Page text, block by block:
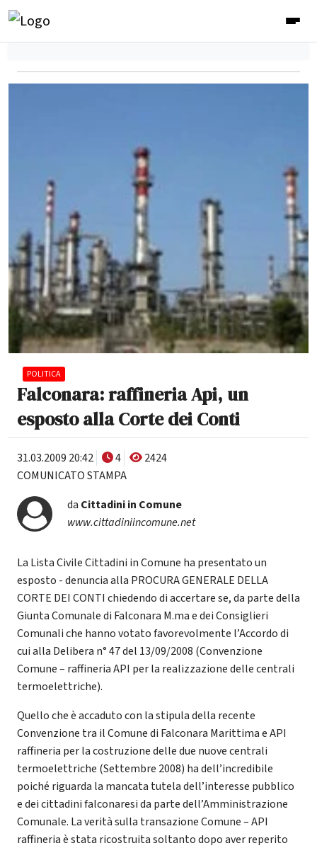
POLITICA
Falconara: raffineria Api, un
esposto alla Corte dei Conti
31.03.2009 20:42 4
2424
COMUNICATO STAMPA
da Cittadini in Comune
www.cittadiniincomune.net
La Lista Civile Cittadini in Comune ha presentato un
esposto - denuncia alla PROCURA GENERALE DELLA
CORTE DEI CONTI chiedendo di accertare se, da parte della
Giunta Comunale di Falconara M.ma e dei Consiglieri
Comunali che hanno votato favorevolmente l’Accordo di
cui alla Delibera n° 47 del 13/09/2008 (Convenzione
Comune – raffineria API per la realizzazione delle centrali
termoelettriche).
Quello che è accaduto con la stipula della recente
Convenzione tra il Comune di Falconara Marittima e API
raffineria per la costruzione delle due nuove centrali
termoelettriche (Settembre 2008) ha dell’incredibile
poiché riguarda la mancata tutela dell’interesse pubblico
e dei cittadini falconaresi da parte dell’Amministrazione
Comunale. La verità sulla transazione Comune – API
raffineria è stata ricostruita soltanto dopo aver reperito